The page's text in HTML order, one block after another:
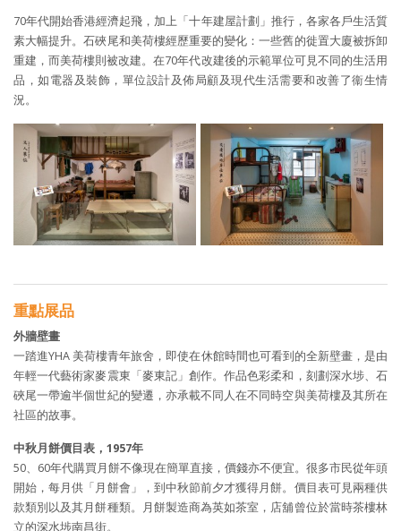
70年代開始香港經濟起飛，加上「十年建屋計劃」推行，各家各戶生活質
素大幅提升。石硤尾和美荷樓經歷重要的變化：一些舊的徙置大廈被拆卸
重建，而美荷樓則被改建。在70年代改建後的示範單位可見不同的生活用
品，如電器及裝飾，單位設計及佈局顧及現代生活需要和改善了衞生情
況。
重點展品
外牆壁畫
一踏進YHA 美荷樓青年旅舍，即使在休館時間也可看到的全新壁畫，是由
年輕一代藝術家麥震東「麥東記」創作。作品色彩柔和，刻劃深水埗、石
硤尾一帶逾半個世紀的變遷，亦承載不同人在不同時空與美荷樓及其所在
社區的故事。
中秋月餅價目表，1957年
50、60年代購買月餅不像現在簡單直接，價錢亦不便宜。很多市民從年頭
開始，每月供「月餅會」，到中秋節前夕才獲得月餅。價目表可見兩種供
款類別以及其月餅種類。月餅製造商為英如茶室，店舖曾位於當時茶樓林
立的深水埗南昌街。